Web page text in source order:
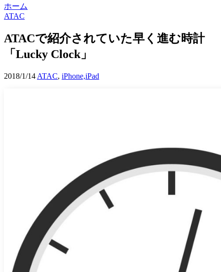
ホーム
ATAC
ATACで紹介されていた早く進む時計
「Lucky Clock」
2018/1/14 ATAC, iPhone,iPad